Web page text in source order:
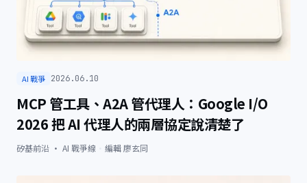
AI 戰爭 2026.06.10
MCP 管工具、A2A 管代理人：Google I/O
2026 把 AI 代理人的兩層協定說清楚了
矽基前沿 · AI 戰爭線 編輯廖玄同